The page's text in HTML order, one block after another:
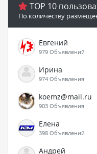
TOP 10
По количеству
Евгений
979 Объявлений
Ирина
974 Объявления
koemz@mail.ru
903 Объявления
Елена
398 Объявлений
Андрей